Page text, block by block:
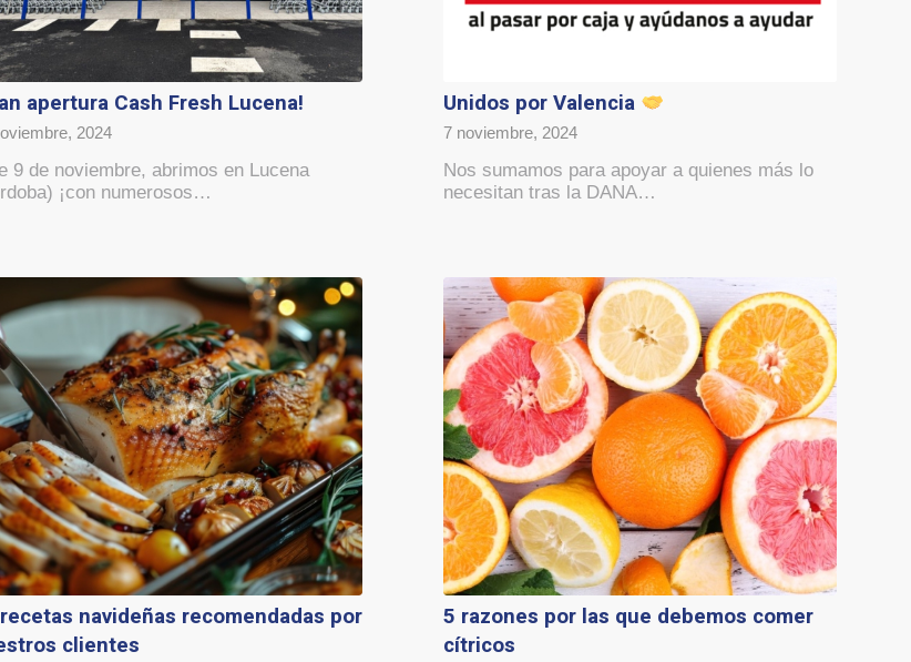
apertura Cash Fresh Lucena!
2024
9 de noviembre, abrimos en Lucena
¡con numerosos…
Unidos por Valencia
7 noviembre, 2024
Nos sumamos para apoyar a quienes más lo
necesitan tras la DANA…
navideñas recomendadas por
clientes
5 razones por las que debemos comer
cítricos